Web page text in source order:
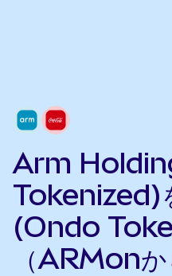
Arm
Tokenized)
(Ondo
（ARMon